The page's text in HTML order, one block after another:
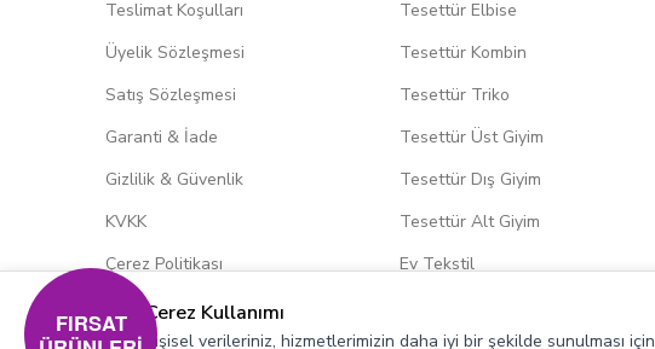
Teslimat Koşulları
Üyelik Sözleşmesi
Satış Sözleşmesi
Garanti & İade
Gizlilik & Güvenlik
KVKK
Çerez Politikası
Tesettür Elbise
Tesettür Kombin
Tesettür Triko
Tesettür Üst Giyim
Tesettür Dış Giyim
Tesettür Alt Giyim
Ev Tekstil
Çerez Kullanımı
Kişisel verileriniz, hizmetlerimizin daha iyi bir şekilde sunulması
FIRSAT